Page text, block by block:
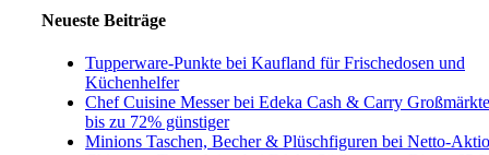
Neueste Beiträge
Tupperware-Punkte bei Kaufland für Frischedosen und
Küchenhelfer
Chef Cuisine Messer bei Edeka Cash & Carry
bis zu 72% günstiger
Minions Taschen, Becher & Plüschfiguren bei Netto-